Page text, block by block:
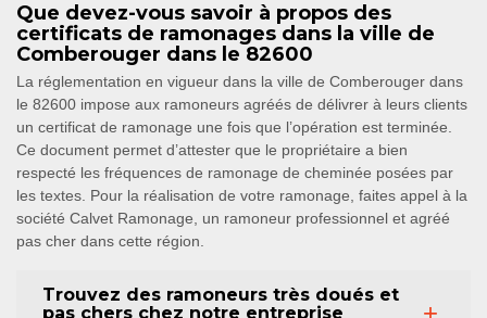
Que devez-vous savoir à propos des
certificats de ramonages dans la ville de
Comberouger dans le 82600
La réglementation en vigueur dans la ville de Comberouger dans
le 82600 impose aux ramoneurs agréés de délivrer à leurs clients
un certificat de ramonage une fois que l’opération est terminée.
Ce document permet d’attester que le propriétaire a bien
respecté les fréquences de ramonage de cheminée posées par
les textes. Pour la réalisation de votre ramonage, faites appel à la
société Calvet Ramonage, un ramoneur professionnel et agréé
pas cher dans cette région.
Trouvez des ramoneurs très doués et
pas chers chez notre entreprise